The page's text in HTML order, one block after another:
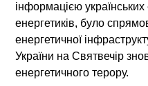
інформацією українських
енергетиків, було
енергетичної
України на Святвечір
енергетичного терору.